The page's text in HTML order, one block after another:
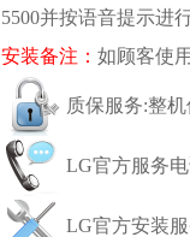
5500并按语音提示进
安装备注： 如顾客使
质保服务:整
LG官方服务电
LG官方安装